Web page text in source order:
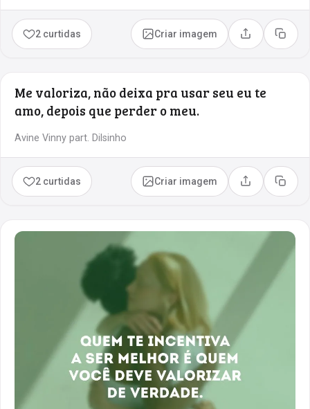
2 curtidas Criar imagem Compartilhar
Copiar
Me valoriza, não deixa pra usar seu eu te
amo, depois que perder o meu.
Avine Vinny part. Dilsinho
2 curtidas Criar imagem Compartilhar
Copiar